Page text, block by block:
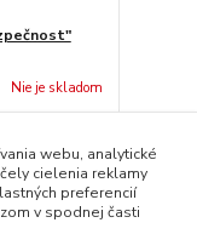
Nie je skladom
webu, analytické
cielenia reklamy
preferencií
v spodnej časti